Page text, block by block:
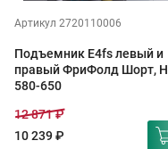
Артикул 2720110006
Подъемник E4fs левый и
правый ФриФолд Шорт, H
580-650
10 239 ₽
12 871 ₽